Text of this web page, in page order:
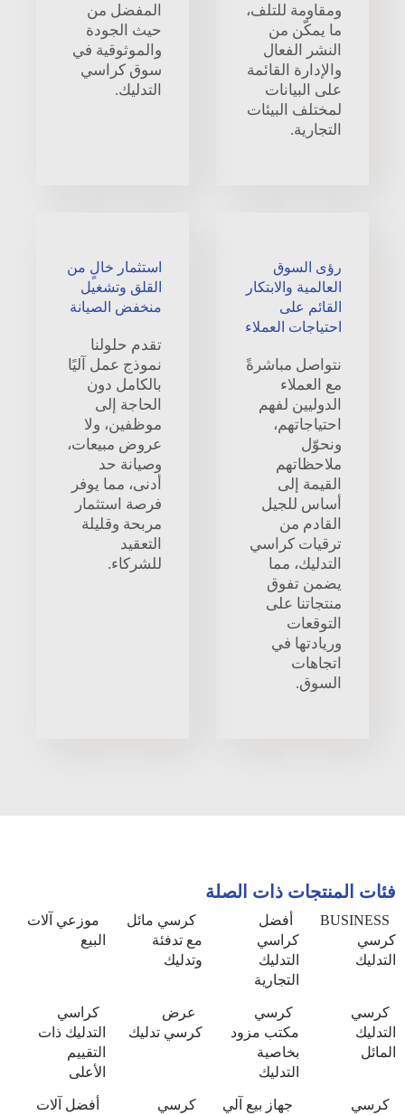
ومقاومة للتلف،
ما يمكّن من
النشر الفعال
والإدارة القائمة
على البيانات
لمختلف البيئات
التجارية.
المفضل من
حيث الجودة
والموثوقية في
سوق كراسي
التدليك.
رؤى السوق
العالمية والابتكار
القائم على
احتياجات العملاء
نتواصل مباشرةً
مع العملاء
الدوليين لفهم
احتياجاتهم،
ونحوّل
ملاحظاتهم
القيمة إلى
أساس للجيل
القادم من
ترقيات كراسي
التدليك، مما
يضمن تفوق
منتجاتنا على
التوقعات
وريادتها في
اتجاهات
السوق.
استثمار خالٍ من
القلق وتشغيل
منخفض الصيانة
تقدم حلولنا
نموذج عمل آليًا
بالكامل دون
الحاجة إلى
موظفين، ولا
عروض مبيعات،
وصيانة حد
أدنى، مما يوفر
فرصة استثمار
مربحة وقليلة
التعقيد
للشركاء.
فئات المنتجات ذات الصلة
BUSINESS
كرسي
التدليك
أفضل
كراسي
التدليك
التجارية
كرسي مائل
مع تدفئة
وتدليك
موزعي آلات
البيع
كرسي
التدليك
المائل
كرسي
مكتب مزود
بخاصية
التدليك
عرض
كرسي تدليك
كراسي
التدليك ذات
التقييم
الأعلى
كرسي
جهاز بيع آلي
كرسي
أفضل آلات